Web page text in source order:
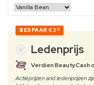
BESPAAR €2 10
Ledenprijs
Verdien BeautyCash
Actieprijzen and ledenprijzen